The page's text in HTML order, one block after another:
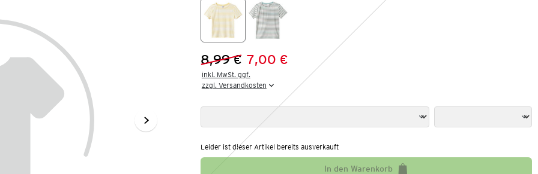
Vorheriger Preis:
8,99 €
Neuer Preis:
7,00 €
inkl. MwSt. ggf.
zzgl. Versandkosten
Leider ist dieser Artikel bereits ausverkauft
In den Warenkorb